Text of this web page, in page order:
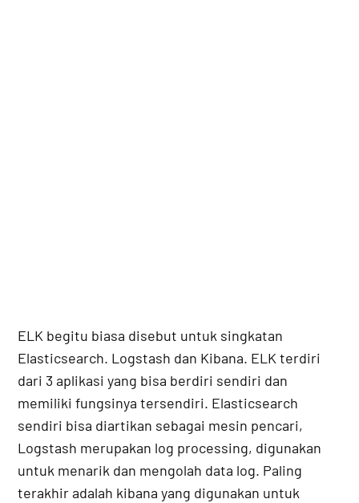
ELK begitu biasa disebut untuk singkatan
Elasticsearch. Logstash dan Kibana. ELK terdiri
dari 3 aplikasi yang bisa berdiri sendiri dan
memiliki fungsinya tersendiri. Elasticsearch
sendiri bisa diartikan sebagai mesin pencari,
Logstash merupakan log processing, digunakan
untuk menarik dan mengolah data log. Paling
terakhir adalah kibana yang digunakan untuk